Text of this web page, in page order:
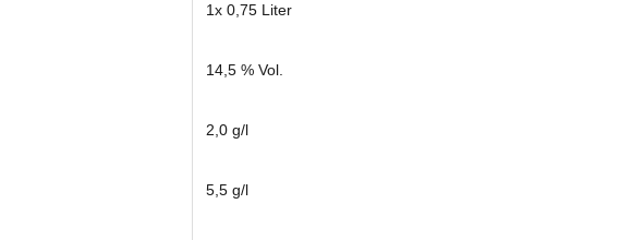
1x 0,75 Liter
14,5 % Vol.
2,0 g/l
5,5 g/l